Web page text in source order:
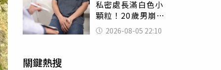
萬」
私密處長滿白色小
顆粒！20歲男崩潰
求診 醫曝5大真相
別再誤會
2026-08-05 22:10
關鍵熱搜